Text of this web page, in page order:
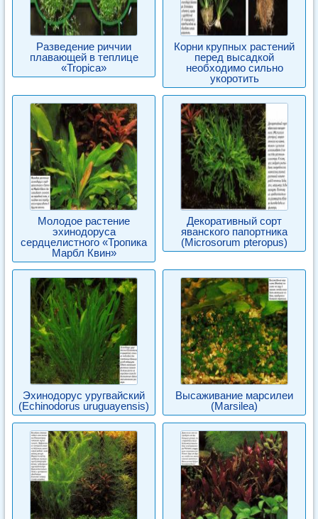
Разведение риччии
плавающей в теплице
«Tropica»
Корни крупных растений
перед высадкой
необходимо сильно
укоротить
Молодое растение
эхинодоруса
сердцелистного «Тропика
Марбл Квин»
Декоративный сорт
яванского папортника
(Microsorum pteropus)
Эхинодорус уругвайский
(Echinodorus uruguayensis)
Высаживание марсилеи
(Marsilea)